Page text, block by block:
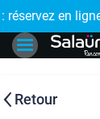
!
: réservez en
Retour